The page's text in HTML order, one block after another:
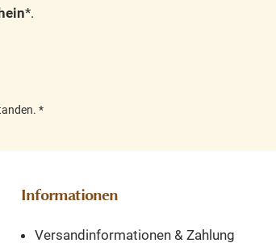
*.
*
Informationen
Versandinformationen & Zahlung